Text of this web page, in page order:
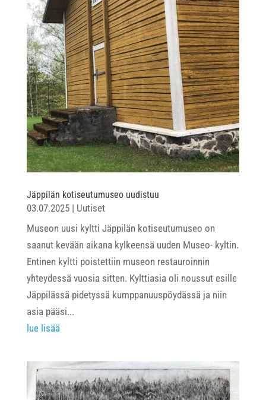
Jäppilän kotiseutumuseo uudistuu
03.07.2025| Uutiset
Museon uusi kyltti Jäppilän kotiseutumuseo on
saanut kevään aikana kylkeensä uuden Museo- kyltin.
Entinen kyltti poistettiin museon restauroinnin
yhteydessä vuosia sitten. Kylttiasia oli noussut esille
Jäppilässä pidetyssä kumppanuuspöydässä ja niin
asia pääsi...
lue lisää